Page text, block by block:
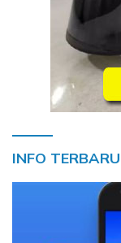
INFO TERBARU